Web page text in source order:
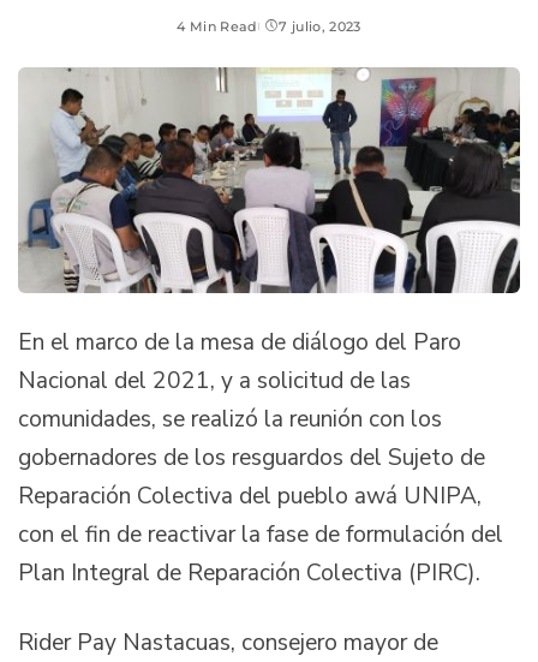
4 Min Read 7 julio, 2023
En el marco de la mesa de diálogo del Paro
Nacional del 2021, y a solicitud de las
comunidades, se realizó la reunión con los
gobernadores de los resguardos del Sujeto de
Reparación Colectiva del pueblo awá UNIPA,
con el fin de reactivar la fase de formulación del
Plan Integral de Reparación Colectiva (PIRC).
Rider Pay Nastacuas, consejero mayor de